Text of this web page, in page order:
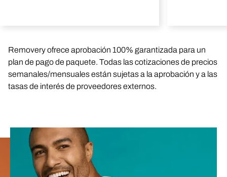
Removery ofrece aprobación 100% garantizada para un
plan de pago de paquete. Todas las cotizaciones de precios
semanales/mensuales están sujetas a la aprobación y a las
tasas de interés de proveedores externos.